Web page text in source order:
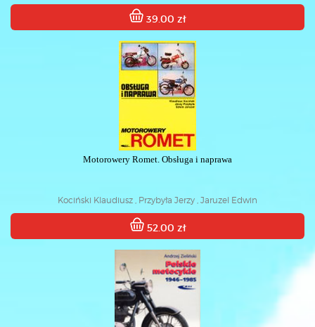
39.00 zł
Motorowery Romet. Obsługa i naprawa
Kociński Klaudiusz , Przybyła Jerzy , Jaruzel Edwin
52.00 zł